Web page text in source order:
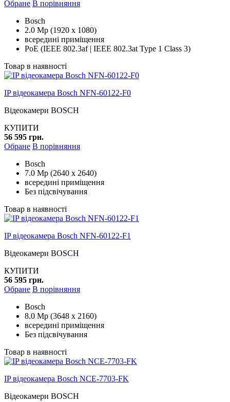
Обране В порівняння
Bosch
2.0 Mp (1920 x 1080)
всередині приміщення
PoE (IEEE 802.3af | IEEE 802.3at Type 1 Class 3)
Товар в наявності
IP відеокамера Bosch NFN-60122-F0
Відеокамери BOSCH
КУПИТИ
56 595 грн.
Обране В порівняння
Bosch
7.0 Mp (2640 x 2640)
всередині приміщення
Без підсвічування
Товар в наявності
IP відеокамера Bosch NFN-60122-F1
Відеокамери BOSCH
КУПИТИ
56 595 грн.
Обране В порівняння
Bosch
8.0 Mp (3648 x 2160)
всередині приміщення
Без підсвічування
Товар в наявності
IP відеокамера Bosch NCE-7703-FK
Відеокамери BOSCH